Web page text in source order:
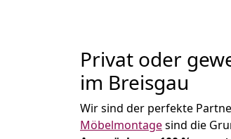
Privat oder
im Breisgau
Wir sind der perfekte
Möbelmontagesind die